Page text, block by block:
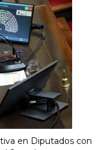
en Diputados con